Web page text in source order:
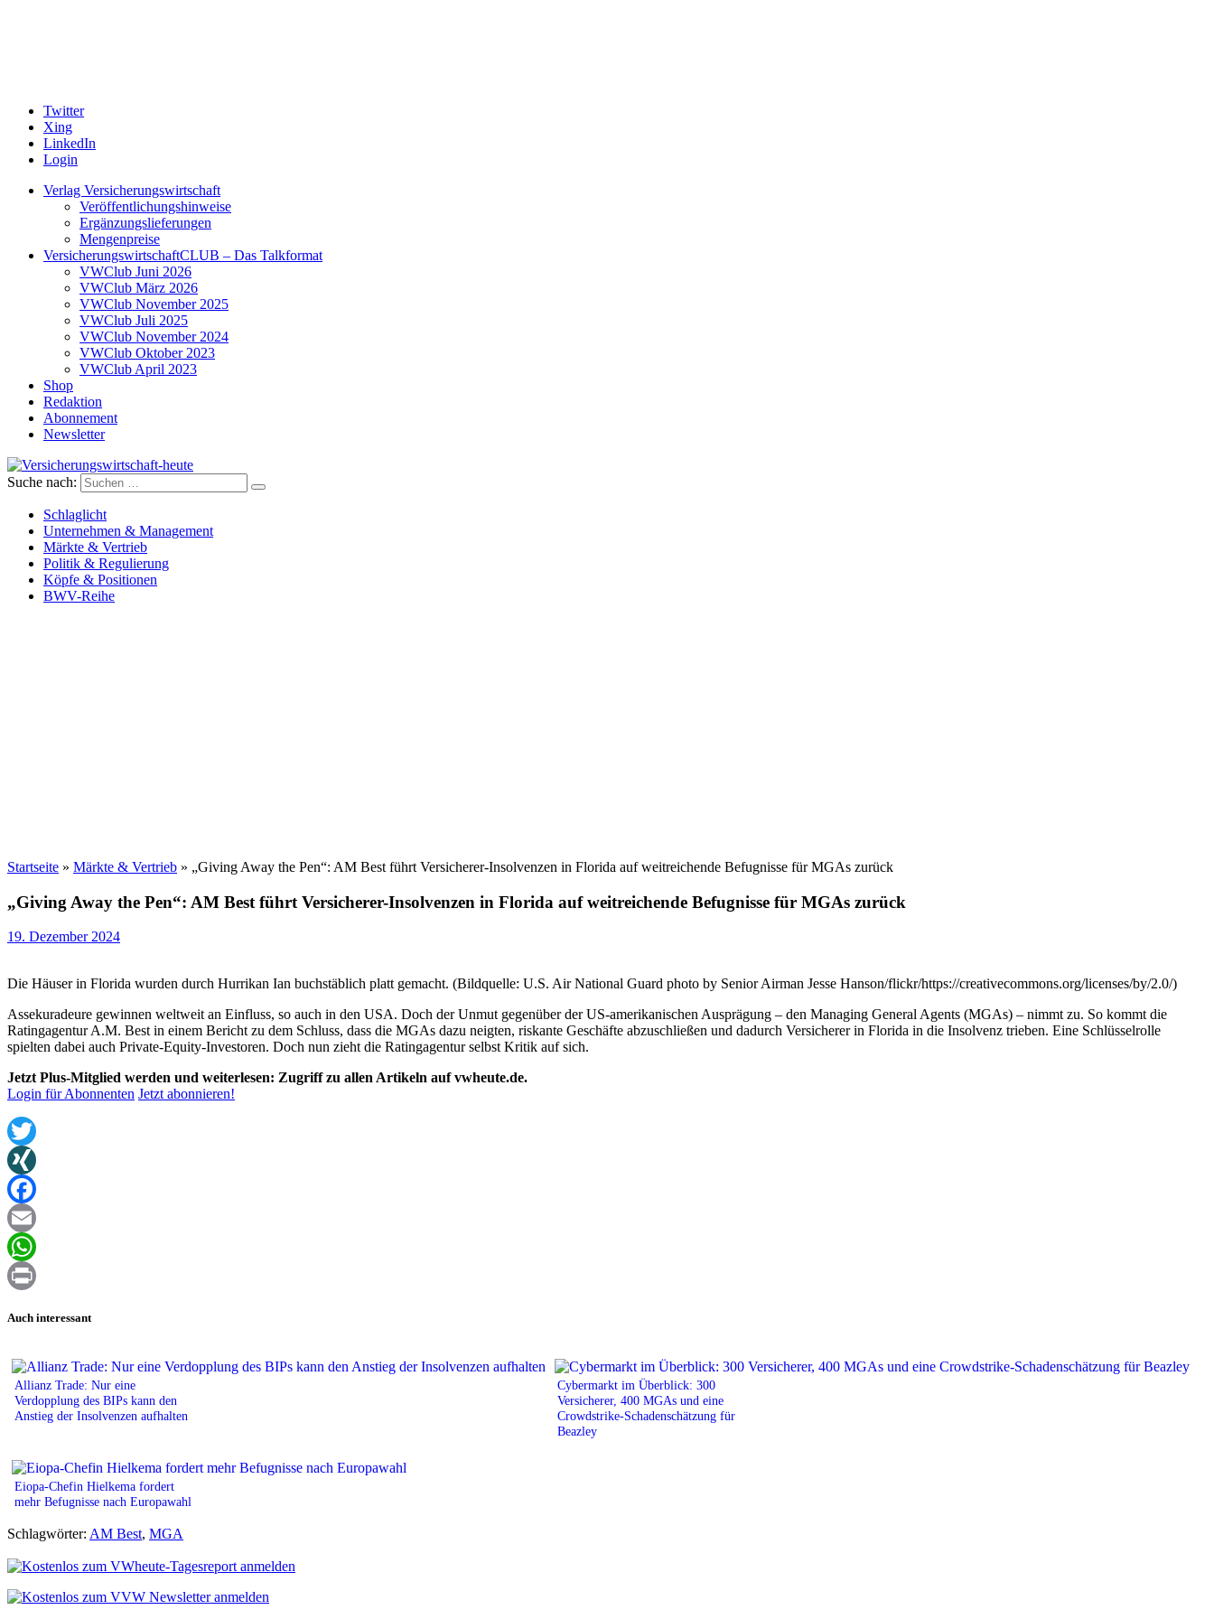
Twitter
Xing
LinkedIn
Login
Verlag Versicherungswirtschaft
Veröffentlichungshinweise
Ergänzungslieferungen
Mengenpreise
VersicherungswirtschaftCLUB – Das Talkformat
VWClub Juni 2026
VWClub März 2026
VWClub November 2025
VWClub Juli 2025
VWClub November 2024
VWClub Oktober 2023
VWClub April 2023
Shop
Redaktion
Abonnement
Newsletter
Versicherungswirtschaft-heute
Suche nach:
Schlaglicht
Unternehmen & Management
Märkte & Vertrieb
Politik & Regulierung
Köpfe & Positionen
BWV-Reihe
Startseite » Märkte & Vertrieb » „Giving Away the Pen“: AM Best führt Versicherer-Insolvenzen in Florida auf weitreichende Befugnisse für MGAs zurück
„Giving Away the Pen“: AM Best führt Versicherer-Insolvenzen in Florida auf weitreichende Befugnisse für MGAs zurück
19. Dezember 2024
Die Häuser in Florida wurden durch Hurrikan Ian buchstäblich platt gemacht. (Bildquelle: U.S. Air National Guard photo by Senior Airman Jesse Hanson/flickr/https://creativecommons.org/licenses/by/2.0/)
Assekuradeure gewinnen weltweit an Einfluss, so auch in den USA. Doch der Unmut gegenüber der US-amerikanischen Ausprägung – den Managing General Agents (MGAs) – nimmt zu. So kommt die
Ratingagentur A.M. Best in einem Bericht zu dem Schluss, dass die MGAs dazu neigten, riskante Geschäfte abzuschließen und dadurch Versicherer in Florida in die Insolvenz trieben. Eine Schlüsselrolle
spielten dabei auch Private-Equity-Investoren. Doch nun zieht die Ratingagentur selbst Kritik auf sich.
Jetzt Plus-Mitglied werden und weiterlesen: Zugriff zu allen Artikeln auf vwheute.de.
Login für Abonnenten Jetzt abonnieren!
Twitter
XING
Facebook
Email
WhatsApp
Auch interessant
Allianz Trade: Nur eine
Verdopplung des BIPs kann den
Anstieg der Insolvenzen aufhalten
Cybermarkt im Überblick: 300
Versicherer, 400 MGAs und eine
Crowdstrike-Schadenschätzung für
Beazley
Eiopa-Chefin Hielkema fordert
mehr Befugnisse nach Europawahl
Schlagwörter: AM Best, MGA